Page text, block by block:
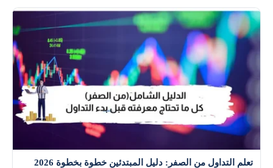
تكلفة.
تعلم التداول من الصفر: دليل المبتدئين خطوة بخطوة 2026